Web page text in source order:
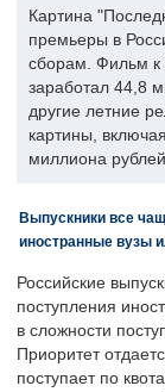
Картина
премьеры в
сборам. Фильм к
заработал 44,8
другие летние
картины,
миллиона
Выпускники все
иностранные вузы
Российские
поступления
в сложности
Приоритет
поступает по